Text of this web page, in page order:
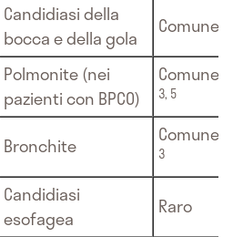
Candidiasi della
bocca e della gola
Comune
Polmonite (nei
pazienti con BPCO)
Comune
3, 5
Bronchite Comune
3
Candidiasi
esofagea
Raro